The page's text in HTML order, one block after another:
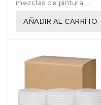
mezclas de pintura,
resinas, etc..
AÑADIR AL CARRITO